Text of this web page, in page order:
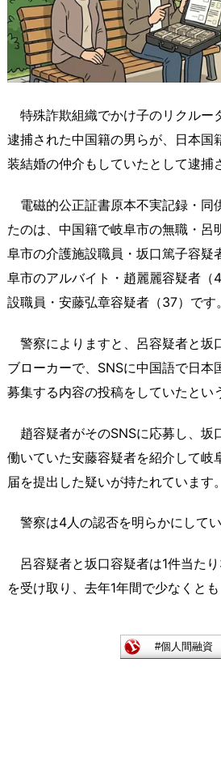
特殊詐欺組織でかけ子のリクルー
逮捕された中国籍の男らが、日本国
装結婚の仲介もしていたとして逮捕
電磁的公正証書原本不実記録・同
たのは、中国籍で岐阜市の無職・呂
阜市の介護施設職員・坂口篤子容疑
阜市のアルバイト・趙麗麗容疑者（
設職員・安藤弘章容疑者（37）です。
警察によりますと、呂容疑者と坂
ブローカーで、SNSに中国語で日本
募集する内容の投稿をしていたとい
趙容疑者がそのSNSに応募し、坂
働いていた安藤容疑者を紹介して岐
届を提出した疑いが持たれています。
警察は4人の認否を明らかにしてい
呂容疑者と坂口容疑者は1件当た
を受け取り、去年1年間で少なくとも